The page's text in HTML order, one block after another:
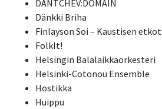
DANTCHEV:DOMAIN
Dänkki Briha
Finlayson Soi – Kaustisen etkot
FolkIt!
Helsingin Balalaikkaorkesteri
Helsinki-Cotonou Ensemble
Hostikka
Huippu